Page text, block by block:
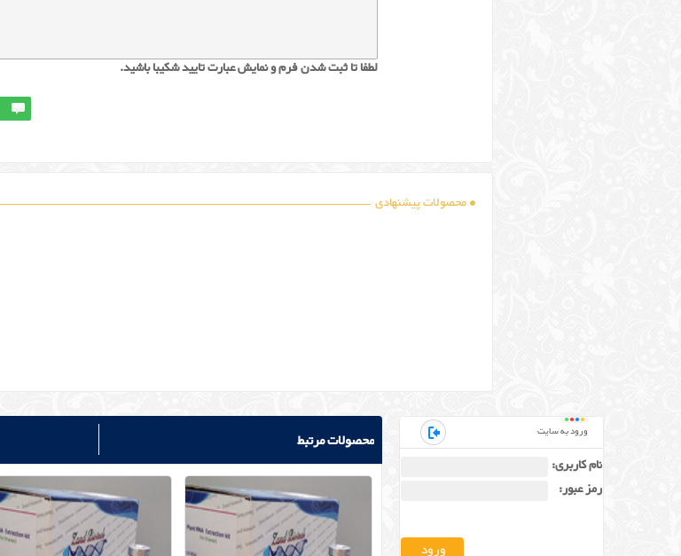
لطفا تا ثبت شدن فرم و نمایش عبارت تایید شکیبا باشید.
محصولات پیشنهادی
محصولات مرتبط ورود به سایت
نام کاربری:
رمز عبور: